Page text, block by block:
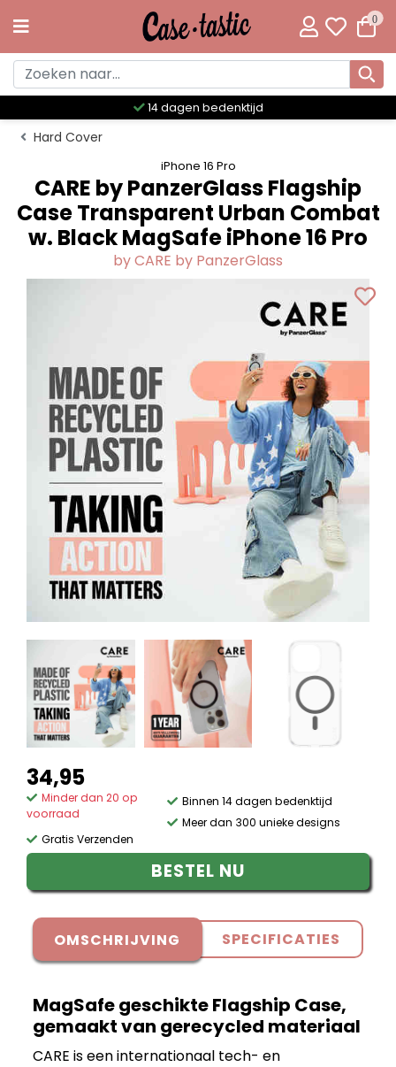
0
Meer dan 300 unieke designs
Hard Cover
iPhone 16 Pro
CARE by PanzerGlass Flagship
Case Transparent Urban Combat
w. Black MagSafe iPhone 16 Pro
by CARE by PanzerGlass
34,95
Minder dan 20 op
voorraad
Gratis Verzenden
Binnen 14 dagen bedenktijd
Meer dan 300 unieke designs
BESTEL NU
OMSCHRIJVING SPECIFICATIES
MagSafe geschikte Flagship Case,
gemaakt van gerecycled materiaal
CARE is een internationaal tech- en